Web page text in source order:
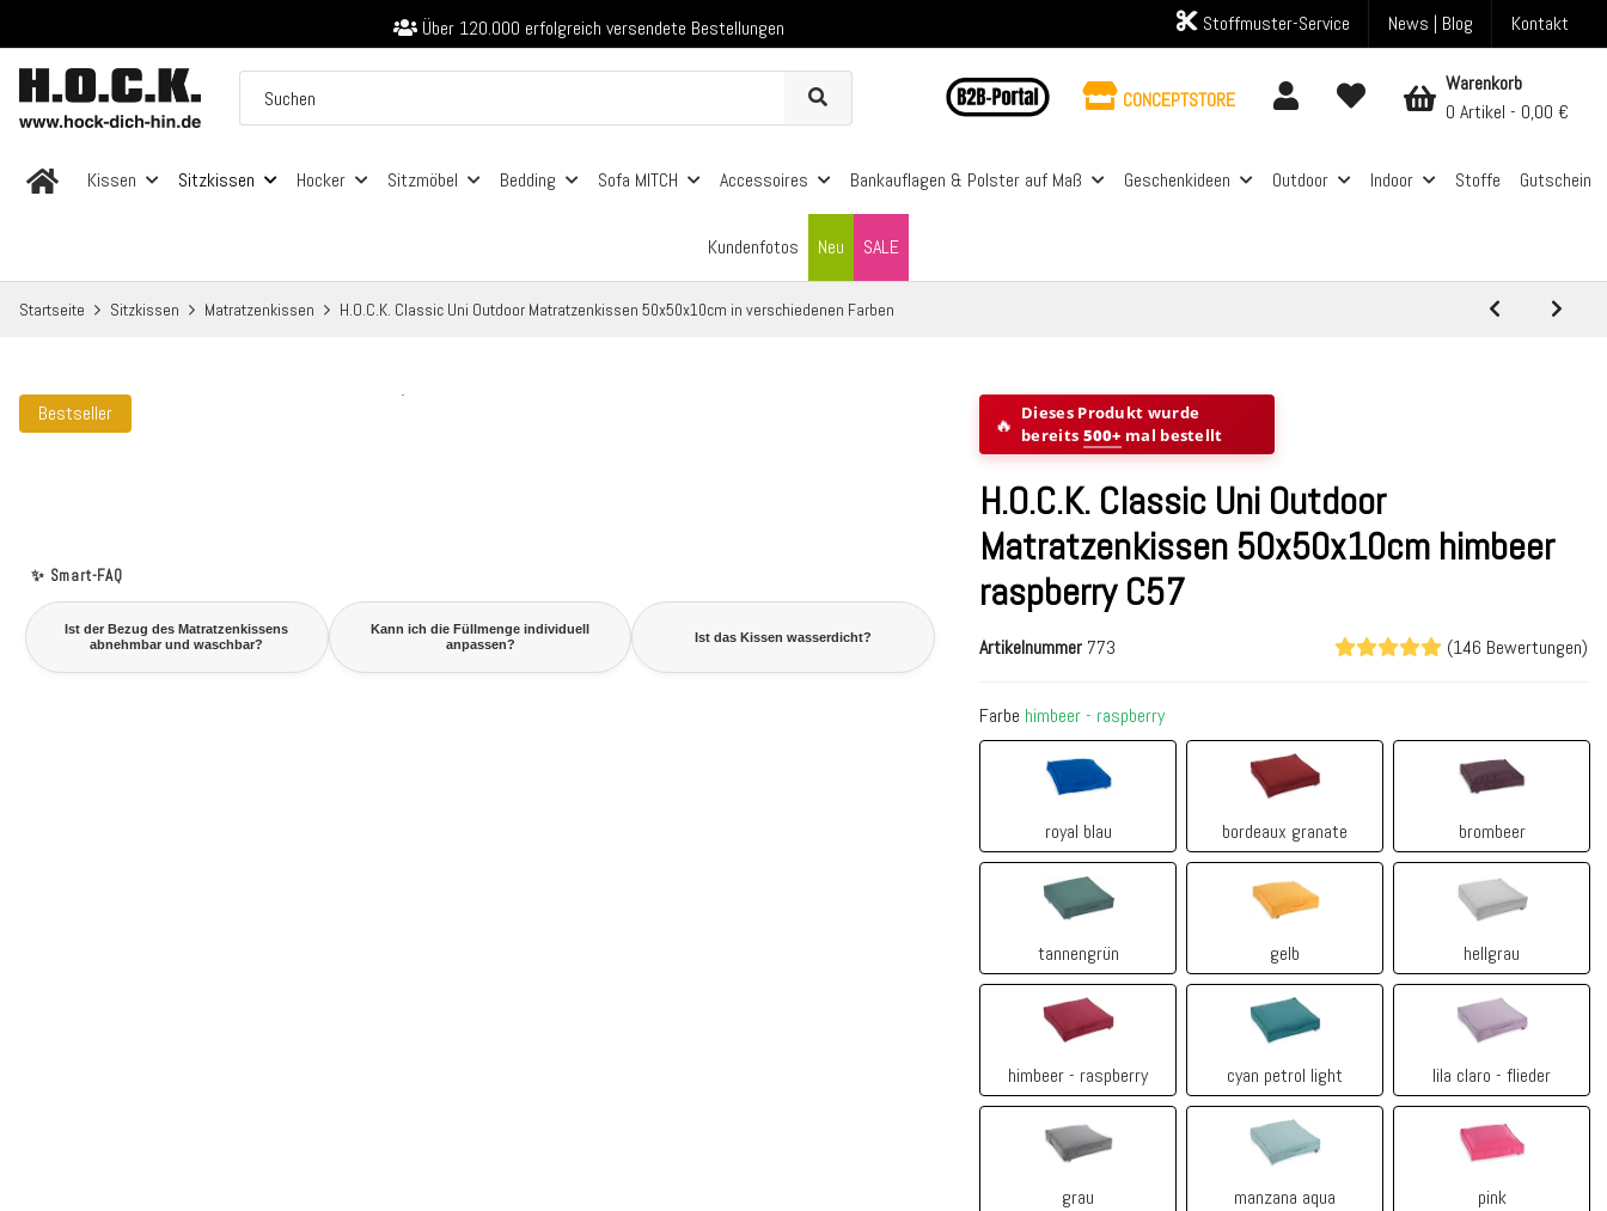
Über 120.000 erfolgreich versendete Bestellungen
Sicher bezahlen mit Klarna, PayPal & Amazon Pay
Stoffmuster-Service News | Blog Kontakt
Kissen Sitzkissen Hocker Sitzmöbel Bedding Sofa MITCH Accessoires Bankauflagen & Polster auf Maß Geschenkideen Outdoor Indoor Stoffe Gutschein
Kundenfotos SALE
Neu
CONCEPTSTORE
Warenkorb
0 Artikel
0,00 €
Startseite Sitzkissen Matratzenkissen H.O.C.K. Classic Uni Outdoor Matratzenkissen 50x50x10cm in verschiedenen Farben
Bestseller
✨ Smart-FAQ
Ist der Bezug des Matratzenkissens
abnehmbar und waschbar?
Kann ich die Füllmenge individuell
anpassen?
Ist das Kissen wasserdicht?
🔥 Dieses Produkt wurde
bereits 500+ mal bestellt
H.O.C.K. Classic Uni Outdoor
Matratzenkissen 50x50x10cm himbeer
raspberry C57
(146 Bewertungen)
Artikelnummer 773
Farbe himbeer - raspberry
royal blau
royal blau
bordeaux granate
bordeaux granate
brombeer
brombeer
tannengrün
tannengrün
gelb
gelb
hellgrau
hellgrau
himbeer - raspberry
himbeer - raspberry
cyan petrol light
cyan petrol light
lila claro - flieder
lila claro -
grau
grau
manzana aqua
manzana aqua
pink
pink